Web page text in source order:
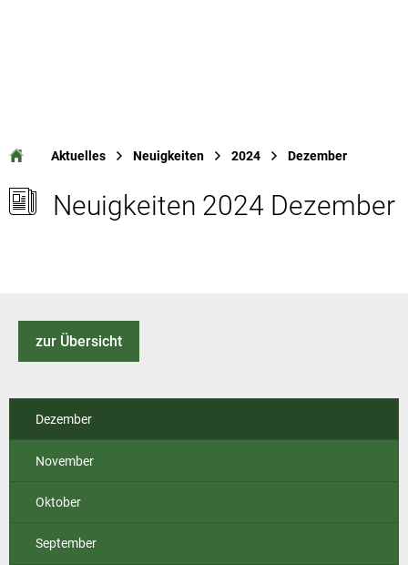
Aktuelles Neuigkeiten 2024 Dezember
Neuigkeiten 2024 Dezember
zur Übersicht
Dezember
November
Oktober
September